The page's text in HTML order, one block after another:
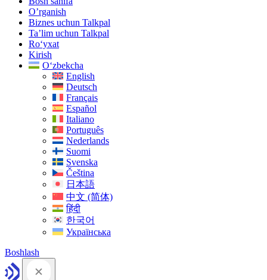
O’rganish
Biznes uchun Talkpal
Ta’lim uchun Talkpal
Ro‘yxat
Kirish
O‘zbekcha
English
Deutsch
Français
Español
Italiano
Português
Nederlands
Suomi
Svenska
Čeština
日本語
中文 (简体)
हिंदी
한국어
Українська
Boshlash